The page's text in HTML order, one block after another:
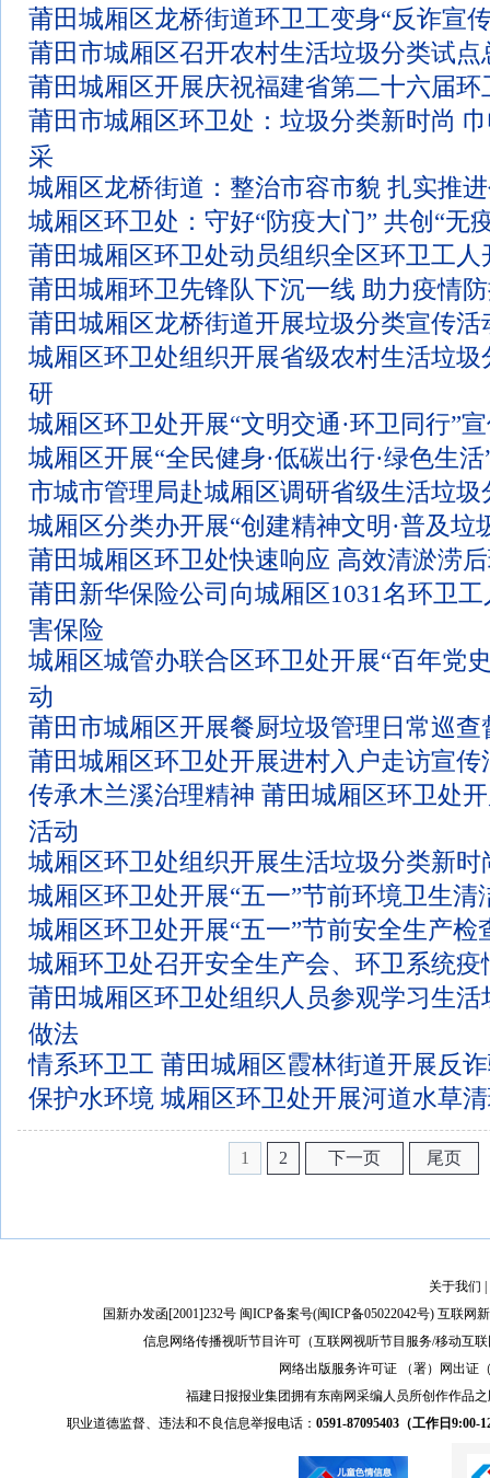
莆田城厢区龙桥街道环卫工变身“反诈宣
莆田市城厢区召开农村生活垃圾分类试点
莆田城厢区开展庆祝福建省第二十六届环
莆田市城厢区环卫处：垃圾分类新时尚
采
城厢区龙桥街道：整治市容市貌 扎实推
城厢区环卫处：守好“防疫大门” 共创“无
莆田城厢区环卫处动员组织全区环卫工人
莆田城厢环卫先锋队下沉一线 助力疫情
莆田城厢区龙桥街道开展垃圾分类宣传活
城厢区环卫处组织开展省级农村生活垃圾
研
城厢区环卫处开展“文明交通·环卫同行”
城厢区开展“全民健身·低碳出行·绿色生
市城市管理局赴城厢区调研省级生活垃圾
城厢区分类办开展“创建精神文明·普及垃
莆田城厢区环卫处快速响应 高效清淤涝
莆田新华保险公司向城厢区1031名环卫
害保险
城厢区城管办联合区环卫处开展“百年党
动
莆田市城厢区开展餐厨垃圾管理日常巡查
莆田城厢区环卫处开展进村入户走访宣传
传承木兰溪治理精神 莆田城厢区环卫处
活动
城厢区环卫处组织开展生活垃圾分类新时
城厢区环卫处开展“五一”节前环境卫生清
城厢区环卫处开展“五一”节前安全生产检
城厢环卫处召开安全生产会、环卫系统疫
莆田城厢区环卫处组织人员参观学习生活
做法
情系环卫工 莆田城厢区霞林街道开展反
保护水环境 城厢区环卫处开展河道水草
1 2 下一页 尾页
关于我们
国新办发函[2001]232号 闽ICP备案号(闽ICP备05022042号) 互联网
信息网络传播视听节目许可（互联网视听节目服务/移动互
网络出版服务许可证 （署）网出证
福建日报报业集团拥有东南网采编人员所创作作品
职业道德监督、违法和不良信息举报电话： 0591-87095403（工作日9:00-